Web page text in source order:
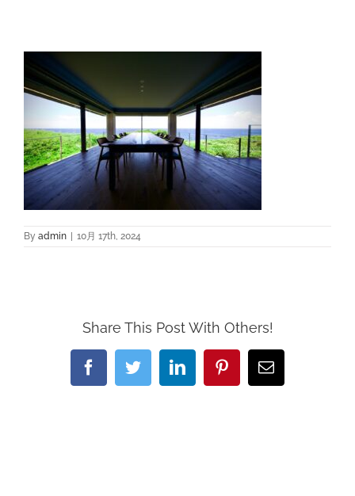
By admin 10月 17th, 2024
Share This Post With Others!
FacebookTwitterLinkedInPinterest
電
子